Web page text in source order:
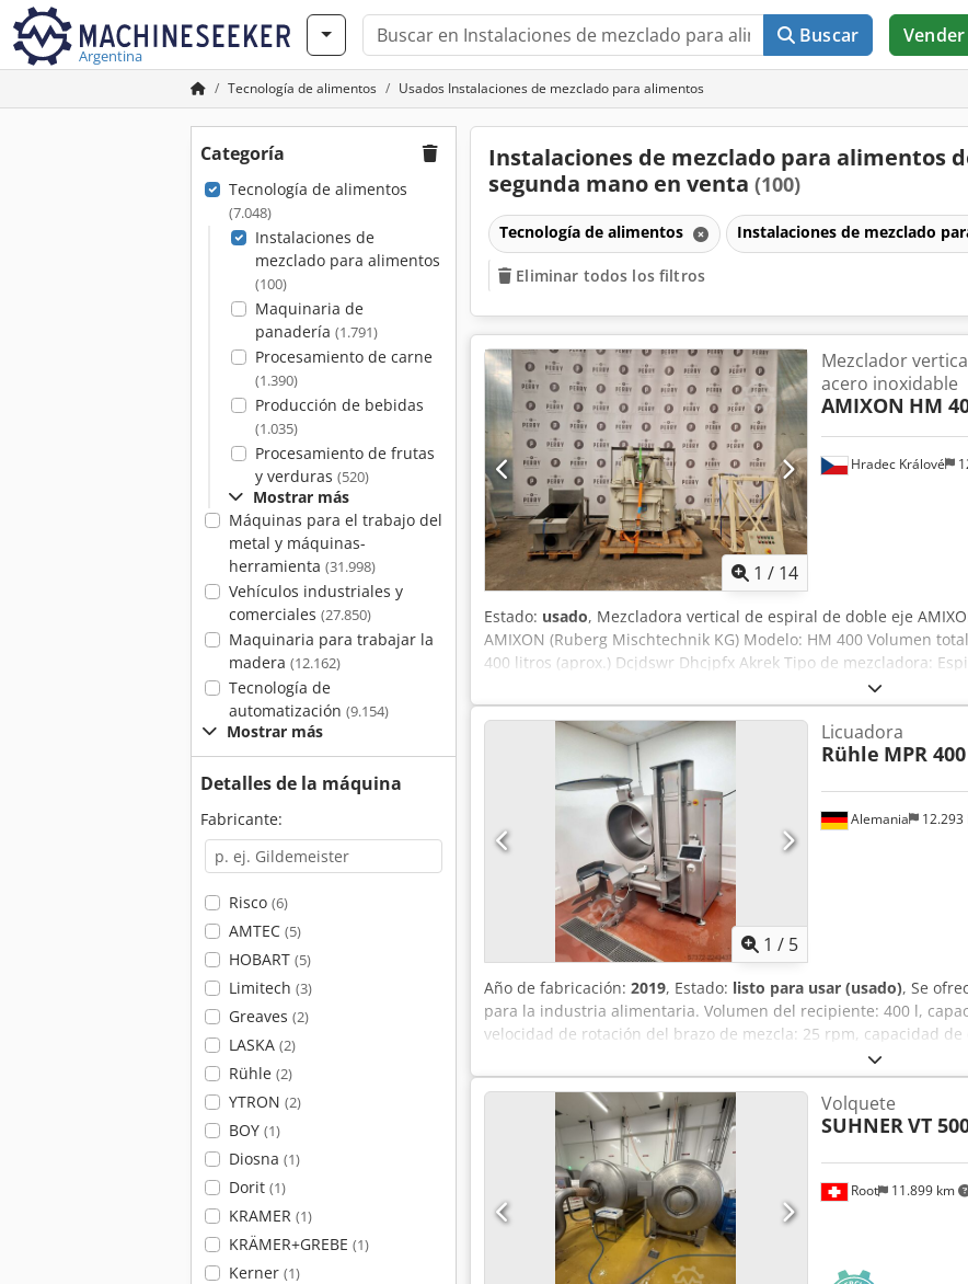
Argentina
Buscar Vender
Tecnología de alimentos Usados Instalaciones de mezclado para alimentos
Categoría
Tecnología de alimentos
(7.048)
Instalaciones de
mezclado para alimentos
(100)
Maquinaria de
panadería (1.791)
Procesamiento de carne
(1.390)
Producción de bebidas
(1.035)
Procesamiento de frutas
y verduras (520)
Mostrar más
Máquinas para el trabajo del
metal y máquinas-
herramienta (31.998)
Vehículos industriales y
comerciales (27.850)
Maquinaria para trabajar la
madera (12.162)
Tecnología de
automatización (9.154)
Mostrar más
Detalles de la máquina
Fabricante:
Risco (6)
AMTEC (5)
HOBART (5)
Limitech (3)
Greaves (2)
LASKA (2)
Rühle (2)
YTRON (2)
BOY (1)
Diosna (1)
Dorit (1)
KRAMER (1)
KRÄMER+GREBE (1)
Kerner (1)
Instalaciones de mezclado para alimentos
segunda mano en venta (100)
Tecnología de alimentos Instalaciones de mezclado
Eliminar todos los filtros
1 / 14
Hradec Králové
Mezclador
acero inoxidable
AMIXON HM
Estado: usado, Mezcladora vertical de espiral de doble eje
AMIXON (Ruberg Mischtechnik KG) Modelo: HM 400 Volumen
400 litros (aprox.) Dcjdswr Dhcjpfx Akrek Tipo de mezcladora:
Accionamiento de la mezcladora: 7/9 kW, 380 V, 970/1475 rpm
engranajes) Accionamiento de la trituradora gruesa: 5,5 kW, 380
inspección lateral de 640 x 550 mm y panel de control
1 / 5
Alemania 12.293
Licuadora
Rühle MPR 400
Año de fabricación: 2019, Estado: listo para usar (usado), Se
para la industria alimentaria. Volumen del recipiente: 400 l,
velocidad de rotación del brazo de mezcla: 25 rpm, capacidad
de la máquina (X/Y/Z): aproximadamente 1900 mm/2150 mm/
Incluye un sistema integrado de alimentación y elevación. Se
realizar una visita in situ. Dodpjzpywlsfx Akrock
Root 11.899 km
Volquete
SUHNERVT